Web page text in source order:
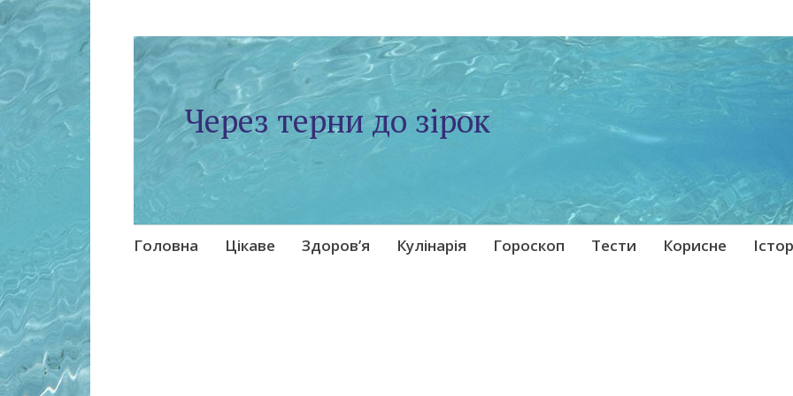
Через терни до зірок
Skip
Головна Цікаве Здоров’я Кулінарія Гороскоп Тести Корисне